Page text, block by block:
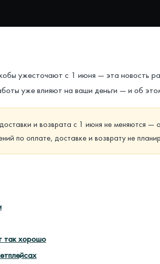
ужесточают с 1 июня — эта новость
уже влияют на ваши деньги — и об
и возврата с 1 июня не меняются
по оплате, доставке и возврату не
так хорошо